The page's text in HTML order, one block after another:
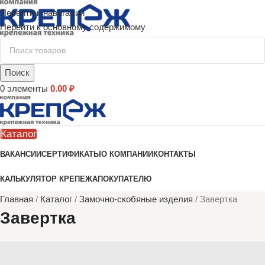
Перейти к навигации
Перейти к основному содержимому
Поиск
0 элементы 0.00 ₽
Каталог
ВАКАНСИИСЕРТИФИКАТЫ О КОМПАНИИ КОНТАКТЫ
КАЛЬКУЛЯТОР КРЕПЕЖАПОКУПАТЕЛЮ
Главная / Каталог / Замочно-скобяные изделия / Завертка
Завертка